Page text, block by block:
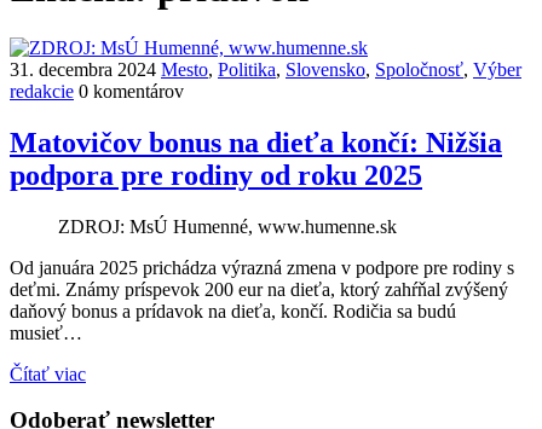
31. decembra 2024 Mesto, Politika, Slovensko, Spoločnosť, Výber
redakcie 0 komentárov
Matovičov bonus na dieťa končí: Nižšia
podpora pre rodiny od roku 2025
ZDROJ: MsÚ Humenné, www.humenne.sk
Od januára 2025 prichádza výrazná zmena v podpore pre rodiny s
deťmi. Známy príspevok 200 eur na dieťa, ktorý zahŕňal zvýšený
daňový bonus a prídavok na dieťa, končí. Rodičia sa budú
musieť…
Čítať viac
Odoberať newsletter